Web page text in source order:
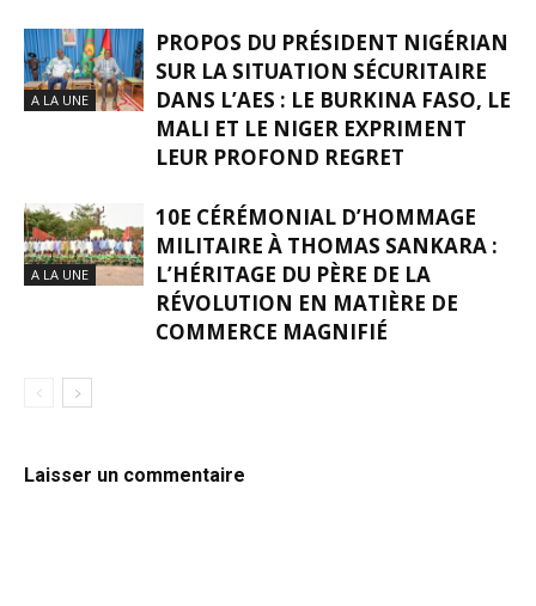
A LA UNE
PROPOS DU PRÉSIDENT NIGÉRIAN
SUR LA SITUATION SÉCURITAIRE
DANS L’AES : LE BURKINA FASO, LE
MALI ET LE NIGER EXPRIMENT
LEUR PROFOND REGRET
A LA UNE
10E CÉRÉMONIAL D’HOMMAGE
MILITAIRE À THOMAS SANKARA :
L’HÉRITAGE DU PÈRE DE LA
RÉVOLUTION EN MATIÈRE DE
COMMERCE MAGNIFIÉ
Laisser un commentaire